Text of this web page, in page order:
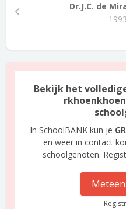
Dr.J.C. de
Bekijk het
In SchoolBANK kun je
en weer in contact
schoolgenoten.